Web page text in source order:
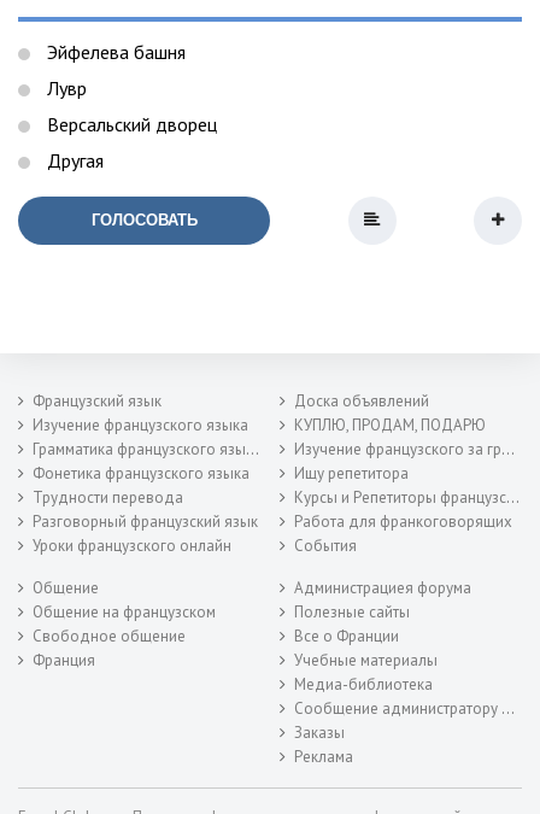
Эйфелева башня
Лувр
Версальский дворец
Другая
ГОЛОСОВАТЬ
Французский язык
Изучение французского языка
Грамматика французского языка
Фонетика французского языка
Трудности перевода
Разговорный французский язык
Уроки французского онлайн
Доска объявлений
КУПЛЮ, ПРОДАМ, ПОДАРЮ
Изучение французского за границей
Ищу репетитора
Курсы и Репетиторы французского
Работа для франкоговорящих
События
Общение
Общение на французском
Свободное общение
Франция
Администрациея форума
Полезные сайты
Все о Франции
Учебные материалы
Медиа-библиотека
Сообщение администратору форума
Заказы
Реклама